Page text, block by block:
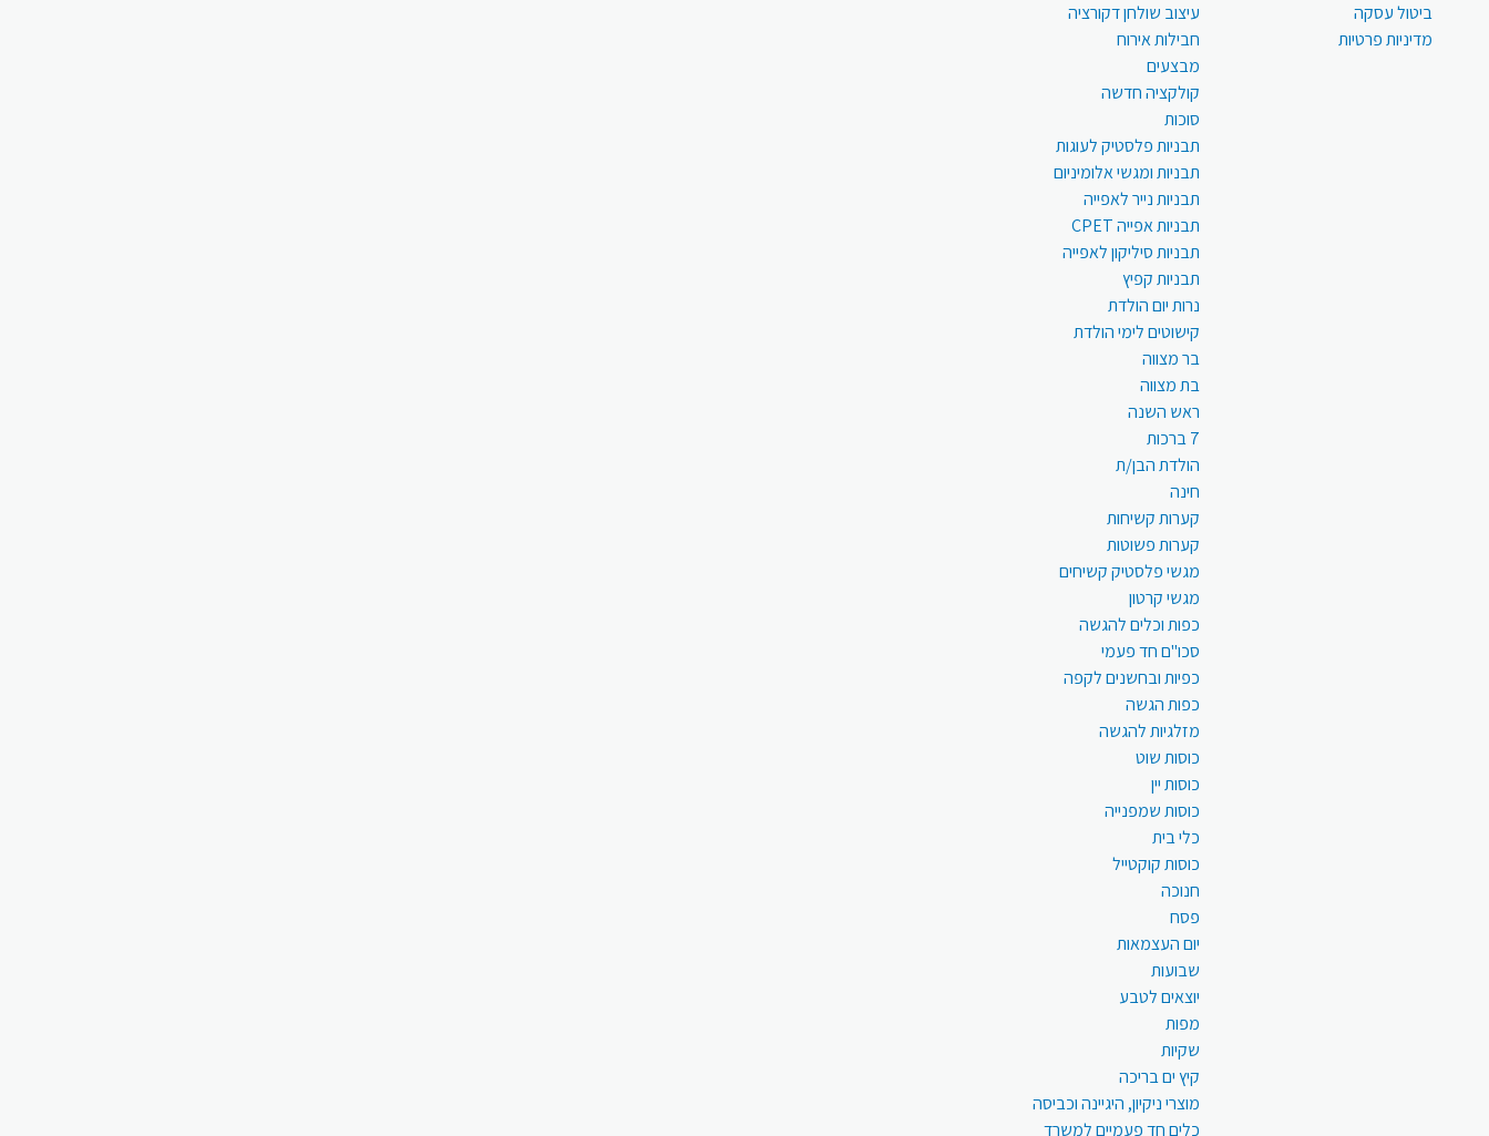
ביטול עסקה
מדיניות פרטיות
עיצוב שולחן דקורציה
חבילות אירוח
מבצעים
קולקציה חדשה
סוכות
תבניות פלסטיק לעוגות
תבניות ומגשי אלומיניום
תבניות נייר לאפייה
תבניות אפייה CPET
תבניות סיליקון לאפייה
תבניות קפיץ
נרות יום הולדת
קישוטים לימי הולדת
בר מצווה
בת מצווה
ראש השנה
7 ברכות
הולדת הבן/ת
חינה
קערות קשיחות
קערות פשוטות
מגשי פלסטיק קשיחים
מגשי קרטון
כפות וכלים להגשה
סכו"ם חד פעמי
כפיות ובחשנים לקפה
כפות הגשה
מזלגיות להגשה
כוסות שוט
כוסות יין
כוסות שמפנייה
כלי בית
כוסות קוקטייל
חנוכה
פסח
יום העצמאות
שבועות
יוצאים לטבע
מפות
שקיות
קיץ ים בריכה
מוצרי ניקיון, היגיינה וכביסה
כלים חד פעמיים למשרד